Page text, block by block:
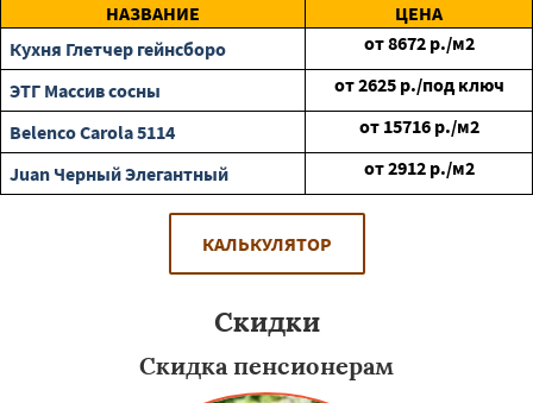
НАЗВАНИЕ
ЦЕНА
Кухня Глетчер гейнсборо
от8672 р./м2
ЭТГ Массив сосны
от2625 р./под ключ
Belenco Carola 5114
от 15716 р./м2
Juan Черный Элегантный
от2912 р./м2
КАЛЬКУЛЯТОР
Скидки
Скидка пенсионерам